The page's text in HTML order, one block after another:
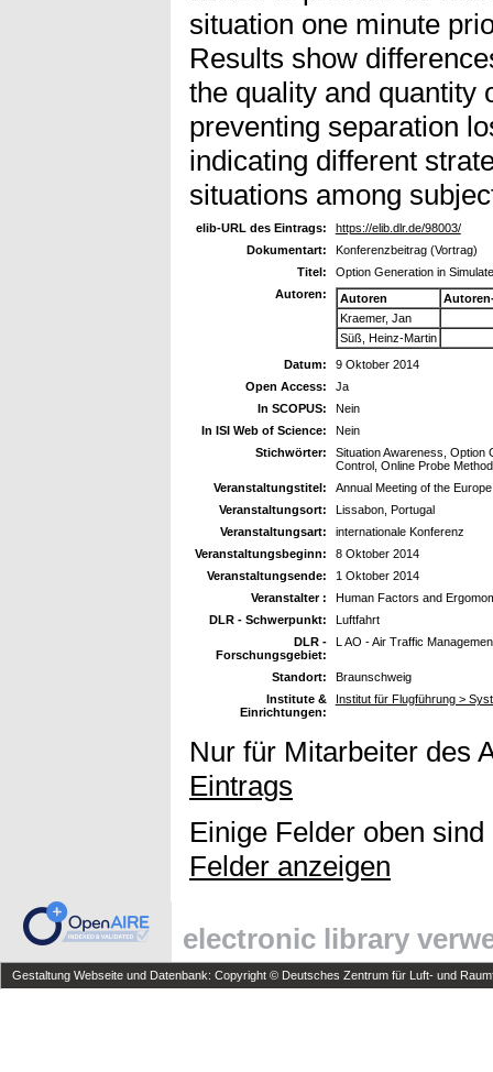
situation one minute
Results show
the quality and quantity
preventing separation
indicating different
situations among
elib-URL des Eintrags:
https://elib.dlr.de/98003/
Dokumentart:
Konferenzbeitrag (Vortrag)
Titel:
Option Generation in
Autoren:
Autoren
Kraemer, Jan
Süß, Heinz-Martin
Datum:
9 Oktober 2014
Open Access:
Ja
In SCOPUS:
Nein
In ISI Web of Science:
Nein
Stichwörter:
Situation Awareness, Option
Control, Online Probe
Veranstaltungstitel:
Annual Meeting of the
Veranstaltungsort:
Lissabon, Portugal
Veranstaltungsart:
internationale Konferenz
Veranstaltungsbeginn:
8 Oktober 2014
Veranstaltungsende:
1 Oktober 2014
Veranstalter :
Human Factors and
DLR - Schwerpunkt:
Luftfahrt
DLR -
Forschungsgebiet:
L AO - Air Traffic
Standort:
Braunschweig
Institute &
Einrichtungen:
Institut für Flugführung >
Nur für Mitarbeiter des
Eintrags
Einige Felder oben
Felder anzeigen
electronic library
Gestaltung Webseite und Datenbank: Copyright © Deutsches Zentrum für Luft- und